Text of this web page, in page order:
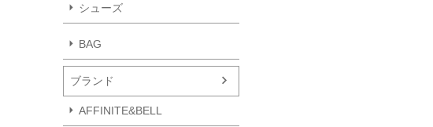
シューズ
BAG
ブランド
AFFINITE&BELL